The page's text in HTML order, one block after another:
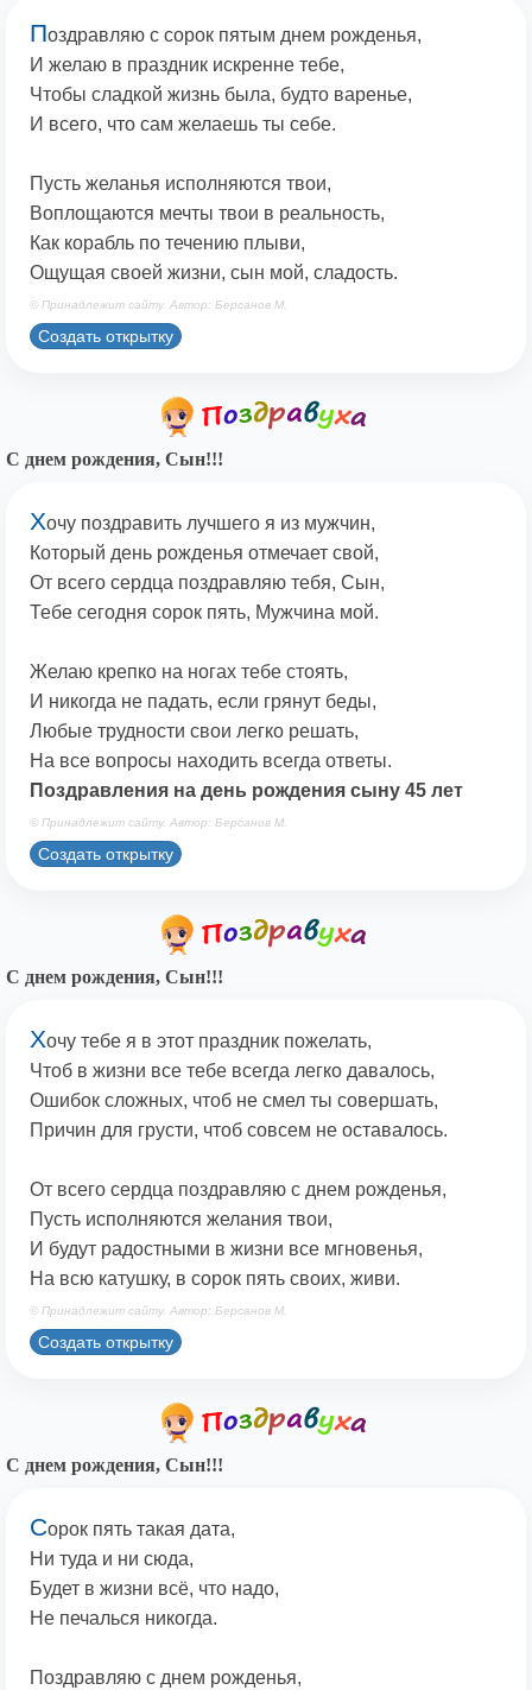
Поздравляю с сорок пятым днем рожденья,
И желаю в праздник искренне тебе,
Чтобы сладкой жизнь была, будто варенье,
И всего, что сам желаешь ты себе.
Пусть желанья исполняются твои,
Воплощаются мечты твои в реальность,
Как корабль по течению плыви,
Ощущая своей жизни, сын мой, сладость.
© Принадлежит сайту. Автор: Берсанов М.
Создать открытку
С днем рождения, Сын!!!
Хочу поздравить лучшего я из мужчин,
Который день рожденья отмечает свой,
От всего сердца поздравляю тебя, Сын,
Тебе сегодня сорок пять, Мужчина мой.
Желаю крепко на ногах тебе стоять,
И никогда не падать, если грянут беды,
Любые трудности свои легко решать,
На все вопросы находить всегда ответы.
Поздравления на день рождения сыну 45 лет
© Принадлежит сайту. Автор: Берсанов М.
Создать открытку
С днем рождения, Сын!!!
Хочу тебе я в этот праздник пожелать,
Чтоб в жизни все тебе всегда легко давалось,
Ошибок сложных, чтоб не смел ты совершать,
Причин для грусти, чтоб совсем не оставалось.
От всего сердца поздравляю с днем рожденья,
Пусть исполняются желания твои,
И будут радостными в жизни все мгновенья,
На всю катушку, в сорок пять своих, живи.
© Принадлежит сайту. Автор: Берсанов М.
Создать открытку
С днем рождения, Сын!!!
Сорок пять такая дата,
Ни туда и ни сюда,
Будет в жизни всё, что надо,
Не печалься никогда.
Поздравляю с днем рожденья,